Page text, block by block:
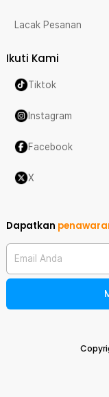
Lacak Pesanan
Ikuti Kami
Tiktok
Instagram
Facebook
X
Dapatkan
Email Anda